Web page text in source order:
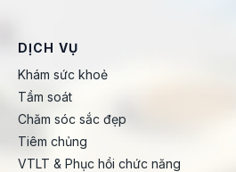
DỊCH VỤ
Khám sức khoẻ
Tầm soát
Chăm sóc sắc đẹp
Tiêm chủng
VTLT & Phục hồi chức năng